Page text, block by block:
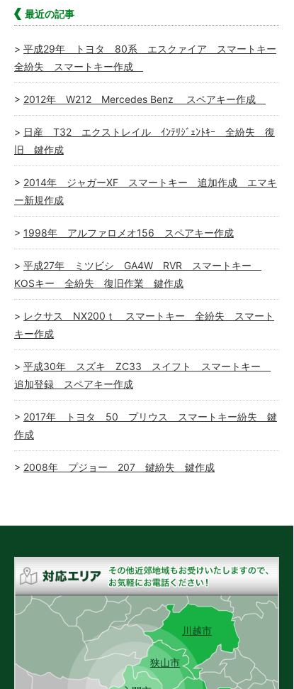
最近の記事
平成29年 トヨタ 80系 エスクァイア スマートキー
全紛失 スマートキー作成
2012年 W212 Mercedes Benz スペアキー作成
日産 T32 エクストレイル ｲﾝﾃﾘｼﾞｪﾝﾄｷｰ 全紛失 復
旧 鍵作成
2014年 ジャガーXF スマートキー 追加作成 エマキ
ー新規作成
1998年 アルファロメオ156 スペアキー作成
平成27年 ミツビシ GA4W RVR スマートキー
KOSキー 全紛失 復旧作業 鍵作成
レクサス NX200ｔ スマートキー 全紛失 スマート
キー作成
平成30年 スズキ ZC33 スイフト スマートキー
追加登録 スペアキー作成
2017年 トヨタ 50 プリウス スマートキー紛失 鍵
作成
2008年 プジョー 207 鍵紛失 鍵作成
狭山市
川越市